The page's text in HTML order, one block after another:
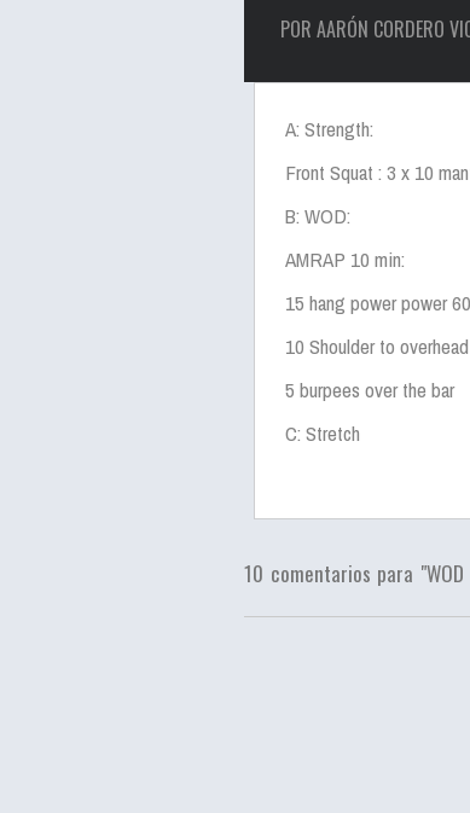
POR AARÓN CORDERO
A: Strength:
Front Squat : 3 x 10
B: WOD:
AMRAP 10 min:
15 hang power power
10 Shoulder to overhead
5 burpees over the bar
C: Stretch
10 comentarios para